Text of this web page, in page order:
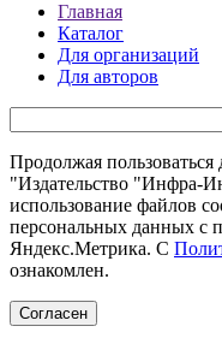
Главная
Каталог
Для организаций
Для авторов
Продолжая
"Издательство "Инфра-
использование файлов
персональных данных с
Яндекс.Метрика. С
ознакомлен.
Согласен